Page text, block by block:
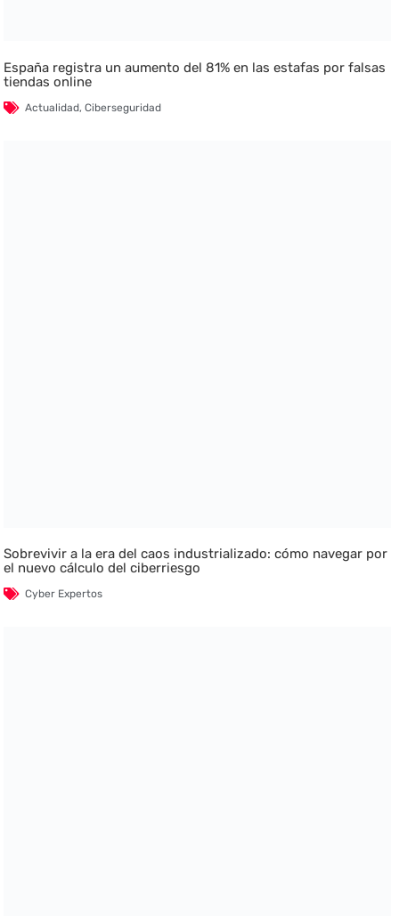
España registra un aumento del 81% en las estafas por falsas
tiendas online
Actualidad,Ciberseguridad
Sobrevivir a la era del caos industrializado: cómo navegar por
el nuevo cálculo del ciberriesgo
Cyber Expertos